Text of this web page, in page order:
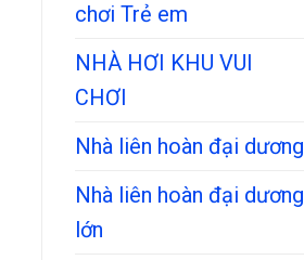
chơi Trẻ em
NHÀ HƠI KHU VUI
CHƠI
Nhà liên hoàn đại dương
Nhà liên hoàn đại dương
lớn